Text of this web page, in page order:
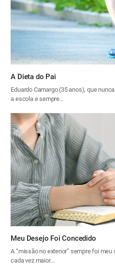
A Dieta do Pai
Eduardo Camargo (35 anos), que
a escola e sempre…
Meu Desejo Foi Concedido
A “missão no exterior” sempre foi
cada vez maior…